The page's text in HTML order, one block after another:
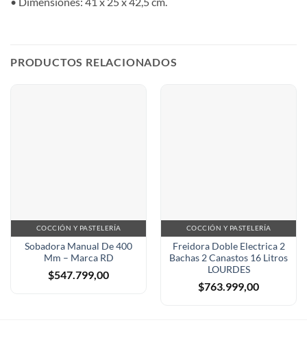
PRODUCTOS RELACIONADOS
COCCIÓN Y PASTELERÍA
Sobadora Manual De 400
Mm – Marca RD
$547.799,00
COCCIÓN Y PASTELERÍA
Freidora Doble Electrica 2
Bachas 2 Canastos 16 Litros
LOURDES
$763.999,00